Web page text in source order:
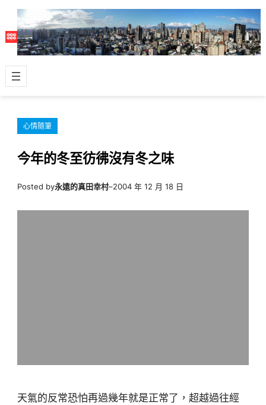
主
容
心情隨筆
今年的冬至彷彿沒有冬之味
Posted by永遠的真田幸村–2004 年 12 月 18 日
天氣的反常恐怕再過幾年就是正常了，超越過往經